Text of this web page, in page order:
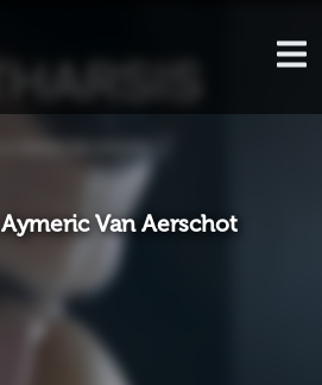
Aymeric Van Aerschot